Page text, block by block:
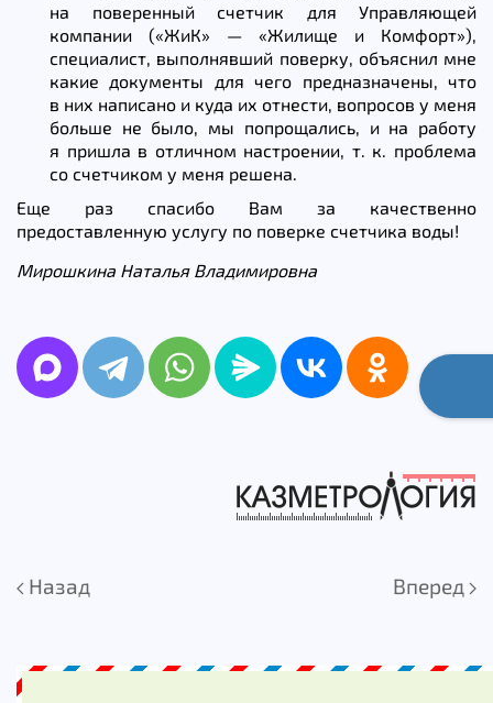
на поверенный счетчик для Управляющей
компании («ЖиК» — «Жилище и Комфорт»),
специалист, выполнявший поверку, объяснил мне
какие документы для чего предназначены, что
в них написано и куда их отнести, вопросов у меня
больше не было, мы попрощались, и на работу
я пришла в отличном настроении, т. к. проблема
со счетчиком у меня решена.
Еще раз спасибо Вам за качественно
предоставленную услугу по поверке счетчика воды!
Мирошкина Наталья Владимировна
Назад Вперед